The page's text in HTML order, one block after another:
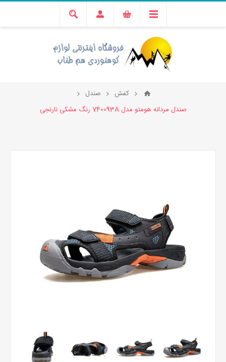
کفش
صندل
صندل مردانه هومتو مدل 740093A رنگ مشکی نارنجی